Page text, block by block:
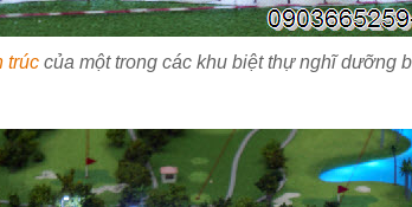
trúccủa một trong các khu biệt thự nghĩ dưỡng